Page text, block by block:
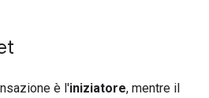
è l'iniziatore, mentre il